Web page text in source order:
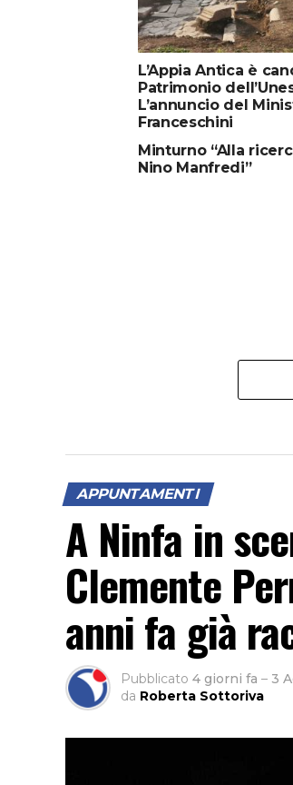
L’Appia Antica è
Patrimonio
L’annuncio del
Franceschini
Minturno “Alla
Nino Manfredi”
APPUNTAMENTI
A Ninfa in
Clemente
anni fa già
Pubblicato 4 giorni fa – 3
da Roberta Sottoriva